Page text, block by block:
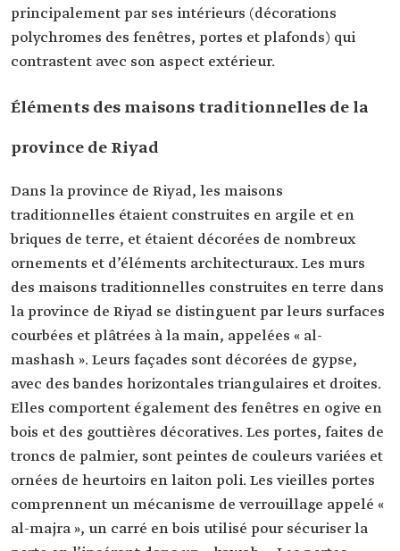
principalement par ses intérieurs (décorations
polychromes des fenêtres, portes et plafonds) qui
contrastent avec son aspect extérieur.
Éléments des maisons traditionnelles de la
province de Riyad
Dans la province de Riyad, les maisons
traditionnelles étaient construites en argile et en
briques de terre, et étaient décorées de nombreux
ornements et d’éléments architecturaux. Les murs
des maisons traditionnelles construites en terre dans
la province de Riyad se distinguent par leurs surfaces
courbées et plâtrées à la main, appelées « al-
mashash ». Leurs façades sont décorées de gypse,
avec des bandes horizontales triangulaires et droites.
Elles comportent également des fenêtres en ogive en
bois et des gouttières décoratives. Les portes, faites de
troncs de palmier, sont peintes de couleurs variées et
ornées de heurtoirs en laiton poli. Les vieilles portes
comprennent un mécanisme de verrouillage appelé «
al-majra », un carré en bois utilisé pour sécuriser la